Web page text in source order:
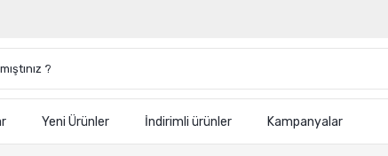
Yeni Ürünler İndirimli ürünler Kampanyalar